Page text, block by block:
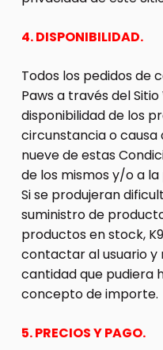
4. DISPONIBILIDAD.
Todos los pedidos de
Paws a través del
disponibilidad de los
circunstancia o
nueve de estas
de los mismos y/o a
Si se produjeran
suministro de
productos en stock,
contactar al usuario
cantidad que pudiera
concepto de importe.
5. PRECIOS Y PAGO.